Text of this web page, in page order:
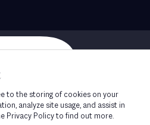
by Bonhomme
to the storing of cookies on your
analyze site usage, and assist in
Privacy Policy to find out more.